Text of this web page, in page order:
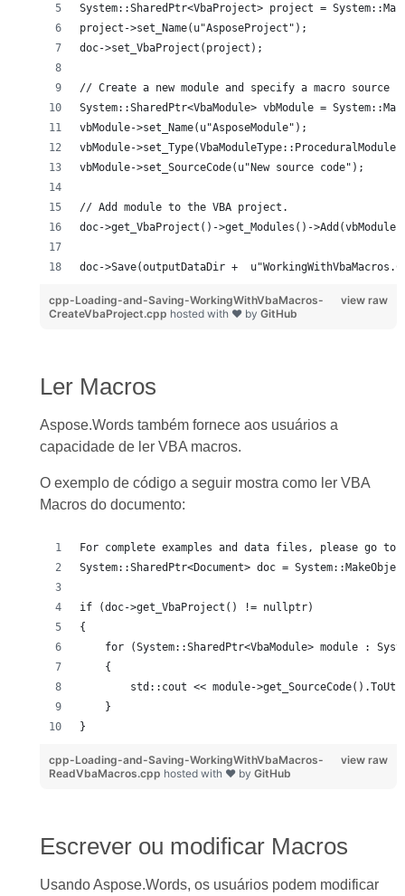
System::SharedPtr<VbaProject> project =
project->set_Name(u"AsposeProject");
doc->set_VbaProject(project);
// Create a new module and specify a macro source
System::SharedPtr<VbaModule> vbModule =
vbModule->set_Name(u"AsposeModule");
vbModule-
vbModule->set_SourceCode(u"New source code");
// Add module to the VBA project.
doc->get_VbaProject()->get_Modules()-
doc->Save(outputDataDir +
view raw
cpp-Loading-and-Saving-WorkingWithVbaMacros-
CreateVbaProject.cpp hosted with ❤ by GitHub
Ler Macros
Aspose.Words também fornece aos usuários a
capacidade de ler VBA macros.
O exemplo de código a seguir mostra como ler VBA
Macros do documento:
For complete examples and data files, please go to
System::SharedPtr<Document> doc =
if (doc->get_VbaProject() != nullptr)
{
for (System::SharedPtr<VbaModule> module :
    {
std::cout << module-
    }
}
view raw
cpp-Loading-and-Saving-WorkingWithVbaMacros-
ReadVbaMacros.cpp hosted with ❤ by GitHub
Escrever ou modificar Macros
Usando Aspose.Words, os usuários podem modificar